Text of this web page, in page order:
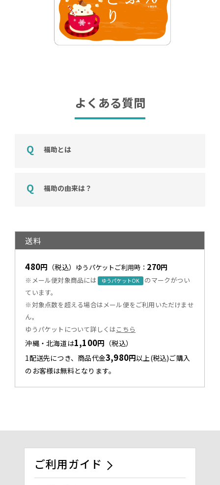
よくある質問
福助とは
福助の由来は？
送料
480円 （税込） ゆうパケットご利用時： 270円
※メール便対象商品には ゆうパケットOK
のマークがつい
ています。
※対象点数を超える場合はメール便をご利用いただけませ
ん。
ゆうパケットについて詳しくはこちら
沖縄・北海道は1,100円 （税込）
1配送先につき、商品代金3,980円以上(税込)ご購入
のお客様は無料となります。
ご利用ガイド